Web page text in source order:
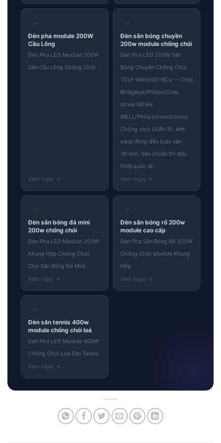
✓
Đèn pha module 200W
Cầu Lông
Đèn Pha LED Module 200W
Sân Cầu Lông Chống Chói
✓
Đèn sân bóng chuyền
200w module chống chói
Đèn Pha LED 200W Sân
Bóng Chuyền Chống Chói
TDLF-MKH200-BCV — Chip
Bridgelux/Philips/Cree,
driver MEAN
WELL/Philips/Inventronics.
Chống chói UGR<19, ánh
sáng đồng đều toàn sân
18×9m, tiêu chuẩn thi đấu
FIVB quốc tế
✓
Đèn sân bóng đá mini
200w chống chói
Đèn Pha LED Module 200W
Khung Hộp Chống Chói
Cho Sân Bóng Đá Mini
✓
Đèn sân bóng rổ 200w
module cao cấp
Đèn Pha Sân Bóng Rổ 200W
Chống Chói Module Khung
Hộp
✓
Đèn sân tennis 400w
module chống chói loá
Đèn Pha LED Module 400W
Chống Chói Loá Sân Tennis